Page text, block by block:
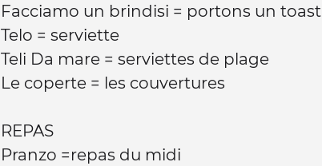
Facciamo un brindisi = portons un toast
Telo = serviette
Teli Da mare = serviettes de plage
Le coperte = les couvertures
REPAS
Pranzo =repas du midi